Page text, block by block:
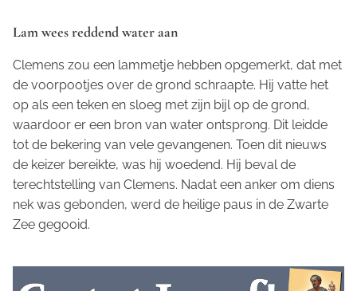
Lam wees reddend water aan
Clemens zou een lammetje hebben opgemerkt, dat met
de voorpootjes over de grond schraapte. Hij vatte het
op als een teken en sloeg met zijn bijl op de grond,
waardoor er een bron van water ontsprong. Dit leidde
tot de bekering van vele gevangenen. Toen dit nieuws
de keizer bereikte, was hij woedend. Hij beval de
terechtstelling van Clemens. Nadat een anker om diens
nek was gebonden, werd de heilige paus in de Zwarte
Zee gegooid.